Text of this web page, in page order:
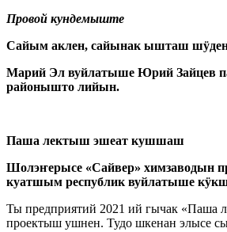
Провой кундемыште
Сайым аклен, сайынак ышташ
Марий Эл вуйлатыше Юрий Зайцев
районышто лийын.
Паша лектыш эшеат кушшаш
Шолэҥерысе «Сайвер» химзаводын
куатшым республик вуйлатыше
Ты предприятий 2021 ий гычак «Паша
проектыш ушнен. Тудо шкенан элысе